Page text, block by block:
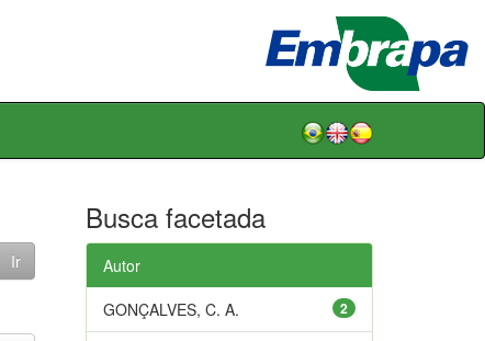
Busca facetada
Autor
2
GONÇALVES, C. A.